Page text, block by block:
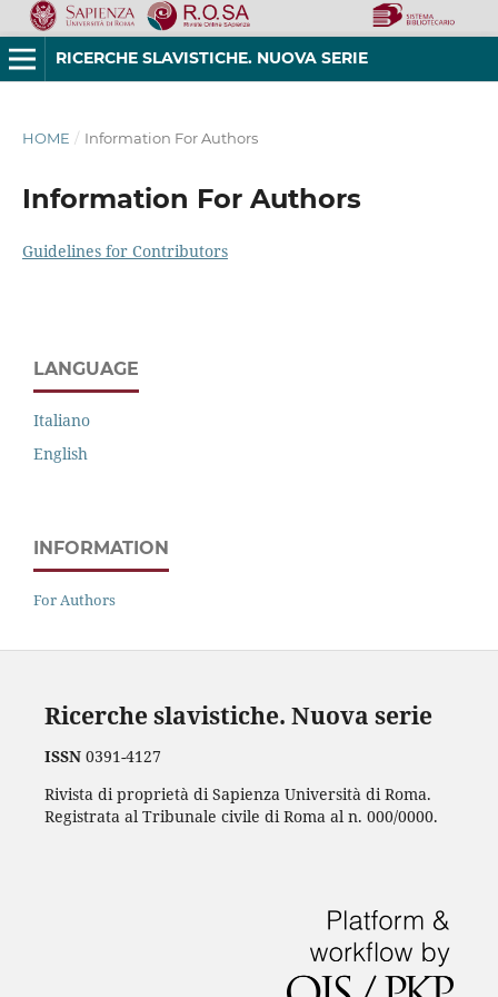
RICERCHE SLAVISTICHE. NUOVA SERIE
HOME / Information For Authors
Information For Authors
Guidelines for Contributors
LANGUAGE
Italiano
English
INFORMATION
For Authors
Ricerche slavistiche. Nuova serie
ISSN0391-4127
Rivista di proprietà di Sapienza Università di Roma.
Registrata al Tribunale civile di Roma al n. 000/0000.